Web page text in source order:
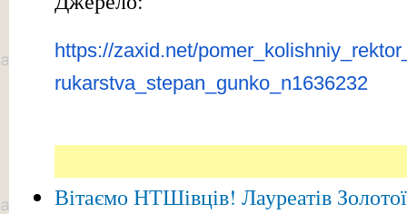
https://zaxid.net/
rukarstva_stepan_gunko_n1636232
Вітаємо НТШівців! Лауреатів